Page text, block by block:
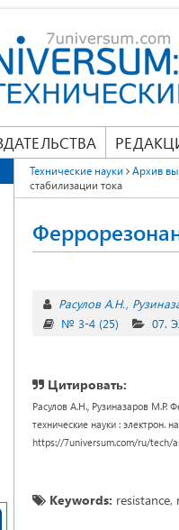
Технические науки Архив
стабилизации тока
Расулов А.Н.
№ 3-4 (25)
07.
Цитировать:
Расулов А.Н., Рузиназаров М.Р.
технические науки : электрон.
https://7universum.com/ru/tech/
Keywords: resistance,